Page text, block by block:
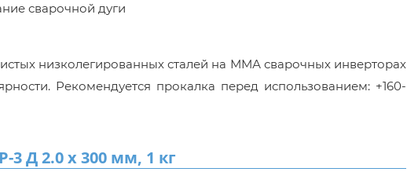
сварочной дуги
низколегированных сталей на ММА сварочных инверторах
Рекомендуется прокалка перед использованием: +160-
Д 2.0 х 300 мм, 1 кг